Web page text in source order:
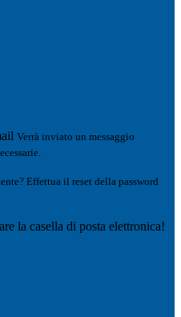
Verrà inviato un messaggio
Effettua il reset della password
la casella di posta elettronica!